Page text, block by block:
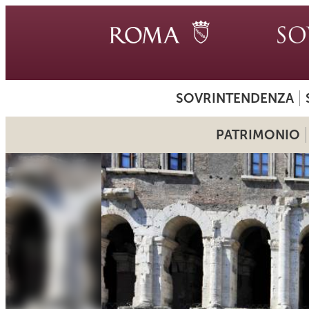
SOVRINTENDENZA
PATRIMONIO